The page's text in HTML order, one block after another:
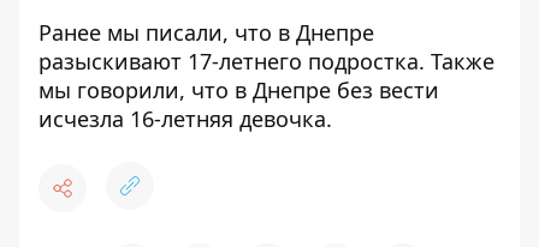
Ранее мы писали, что в Днепре
разыскивают 17-летнего подростка. Также
мы говорили, что в Днепре без вести
исчезла 16-летняя девочка.